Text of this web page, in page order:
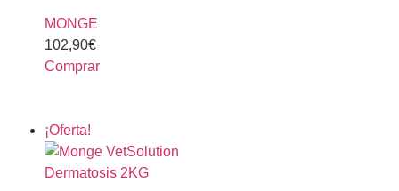
MONGE
102,90€
Comprar
¡Oferta!